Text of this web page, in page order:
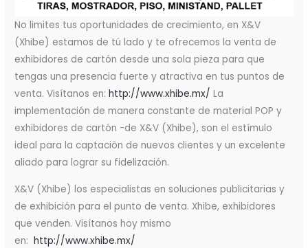
No limites tus oportunidades de crecimiento, en X&V
(Xhibe) estamos de tú lado y te ofrecemos la venta de
exhibidores de cartón desde una sola pieza para que
tengas una presencia fuerte y atractiva en tus puntos de
venta. Visítanos en:http://www.xhibe.mx/ La
implementación de manera constante de material POP y
exhibidores de cartón -de X&V (Xhibe), son el estímulo
ideal para la captación de nuevos clientes y un excelente
aliado para lograr su fidelización.
X&V (Xhibe) los especialistas en soluciones publicitarias y
de exhibición para el punto de venta. Xhibe, exhibidores
que venden. Visítanos hoy mismo
en:http://www.xhibe.mx/